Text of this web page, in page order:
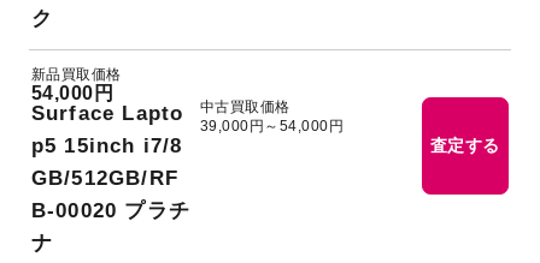
ク
Surface Lapto
p5 15inch i7/8
GB/512GB/RF
B-00020 プラチ
ナ
新品買取価格
54,000円
中古買取価格
39,000円～54,000円
査定する